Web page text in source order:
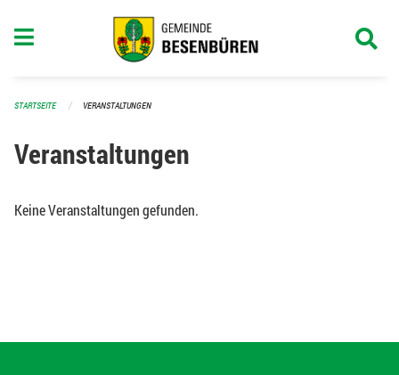
STARTSEITE VERANSTALTUNGEN
Veranstaltungen
Keine Veranstaltungen gefunden.